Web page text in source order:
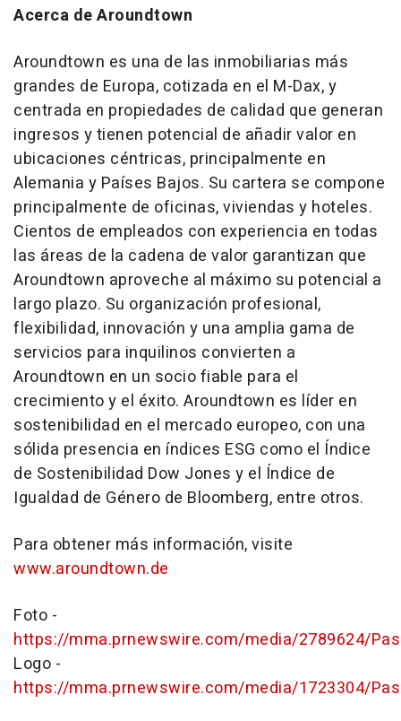
Acerca de Aroundtown
Aroundtown es una de las inmobiliarias más
grandes de Europa, cotizada en el M-Dax, y
centrada en propiedades de calidad que generan
ingresos y tienen potencial de añadir valor en
ubicaciones céntricas, principalmente en
Alemania y Países Bajos. Su cartera se compone
principalmente de oficinas, viviendas y hoteles.
Cientos de empleados con experiencia en todas
las áreas de la cadena de valor garantizan que
Aroundtown aproveche al máximo su potencial a
largo plazo. Su organización profesional,
flexibilidad, innovación y una amplia gama de
servicios para inquilinos convierten a
Aroundtown en un socio fiable para el
crecimiento y el éxito. Aroundtown es líder en
sostenibilidad en el mercado europeo, con una
sólida presencia en índices ESG como el Índice
de Sostenibilidad Dow Jones y el Índice de
Igualdad de Género de Bloomberg, entre otros.
Para obtener más información, visite
www.aroundtown.de
Foto -
https://mma.prnewswire.com/media/2789624/
Logo -
https://mma.prnewswire.com/media/1723304/